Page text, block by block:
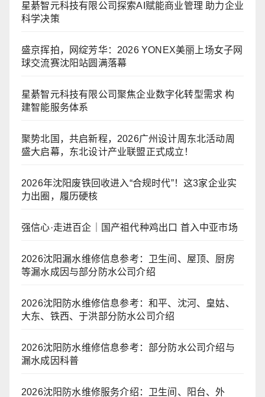
星綦智元科技有限公司探索AI赋能商业管理 助力企业
科学决策
盛京挥拍，网绽芳华：2026 YONEX美丽上场女子网
球交流赛沈阳站圆满落幕
星綦智元科技有限公司聚焦企业数字化转型需求 构
建智能服务体系
聚势北国，共启新程，2026广州设计周东北活动周
盛大启幕，东北设计产业联盟正式成立！
2026年沈阳废铁回收进入“合规时代”！这3家企业实
力出圈，履历硬核
强信心·走进百企｜国产祖代种鸡出口 首入中亚市场
2026沈阳漏水维修信息参考：卫生间、屋顶、厨房
等漏水成因与部分防水公司介绍
2026沈阳防水维修信息参考：和平、沈河、皇姑、
大东、铁西、于洪部分防水公司介绍
2026沈阳防水维修信息参考：部分防水公司介绍与
漏水成因科普
2026沈阳防水维修服务介绍：卫生间、阳台、外